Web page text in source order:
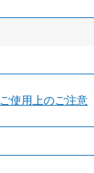
ご使用上のご注意